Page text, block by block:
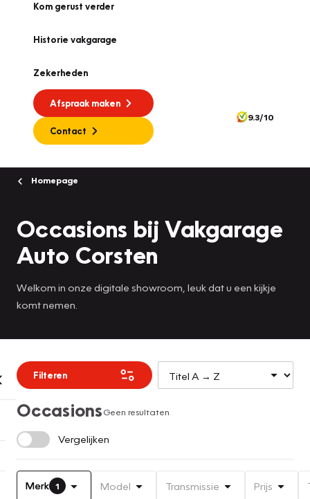
Kom gerust verder
Historie vakgarage
Zekerheden
Afspraak maken
Contact
9.3/10
Homepage
Occasions bij Vakgarage
Auto Corsten
Welkom in onze digitale showroom, leuk dat u een kijkje
komt nemen.
Filteren
OccasionsGeen resultaten
Vergelijken
Merk 1 Model Transmissie Prijs